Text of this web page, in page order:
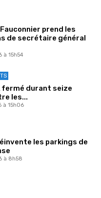
prend les
de secrétaire général
à 15h54
fermé durant seize
les...
à 15h06
les parkings de
à 8h58